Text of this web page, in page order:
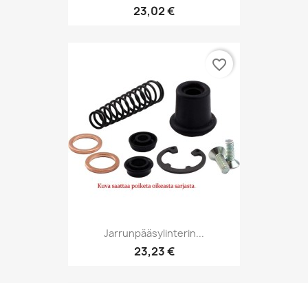
23,02 €
Jarrunpääsylinterin...
23,23 €
favorite_border